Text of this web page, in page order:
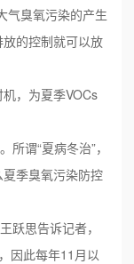
气臭氧污染的产生
的控制就可以放
，为夏季VOCs
谓“夏病冬治”，
季臭氧污染防控
跃思告诉记者，
因此每年11月以